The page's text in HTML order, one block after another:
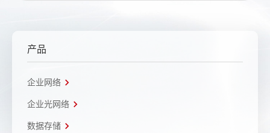
产品
企业网络
企业光网络
数据存储